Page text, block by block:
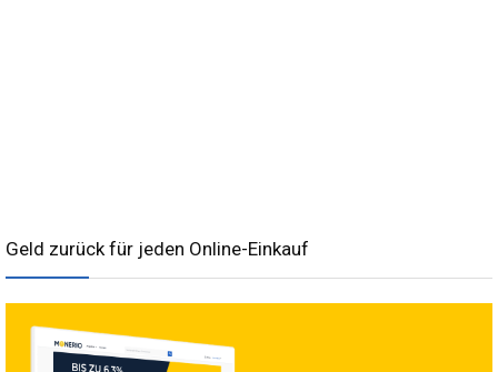
Geld zurück für jeden Online-Einkauf